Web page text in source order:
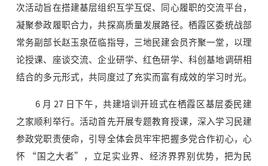
次活动旨在搭建基层组织互学互促、同心履职的交流平台，
凝聚参政履职合力，共探高质量发展路径。栖霞区委统战部
常务副部长赵玉泉莅临指导，三地民建会员齐聚一堂，以理
论授课、座谈交流、企业研学、红色研学、科创基地调研相
结合的多元形式，共同度过了充实而富有成效的学习时光。
6 月 27 日下午，共建培训开班式在栖霞区基层委民建
之家顺利举行。活动首先开展专题教育授课，深入学习民建
参政党职责使命，引导全体会员牢牢把握多党合作初心，心
怀 “国之大者”，立足实业界、经济界界别优势，把为民